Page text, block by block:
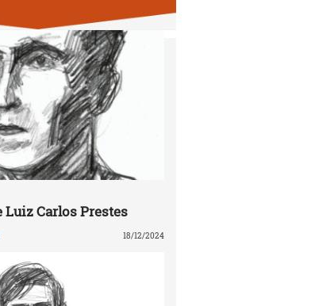
Carlos Prestes
18/12/2024